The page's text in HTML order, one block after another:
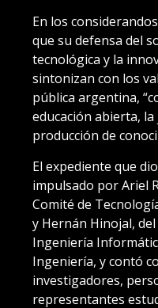
En los
que su defensa del
tecnológica y la
sintonizan con los
pública argentina,
educación abierta, la
producción de
El expediente que
impulsado por Ariel
Comité de
y Hernán Hinojal,
Ingeniería
Ingeniería, y contó
investigadores,
representantes